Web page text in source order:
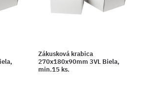
Zákusková krabica
270x180x90mm 3VL Biela,
min.15 ks.